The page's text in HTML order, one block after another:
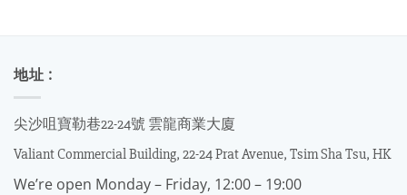
地址 :
尖沙咀寶勒巷22-24號 雲龍商業大廈
Valiant Commercial Building, 22-24 Prat Avenue, Tsim Sha Tsu, HK
We’re open Monday – Friday, 12:00 – 19:00